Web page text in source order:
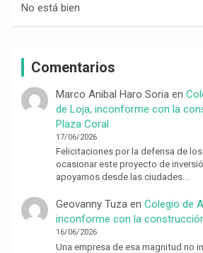
No está bien
Comentarios
Marco Anibal Haro Soriaen
de Loja, inconforme con la
Plaza Coral
17/06/2026
Felicitaciones por la defensa de
ocasionar este proyecto de
apoyamos desde las ciudades…
Geovanny Tuzaen Colegio de
inconforme con la
16/06/2026
Una empresa de esa magnitud no